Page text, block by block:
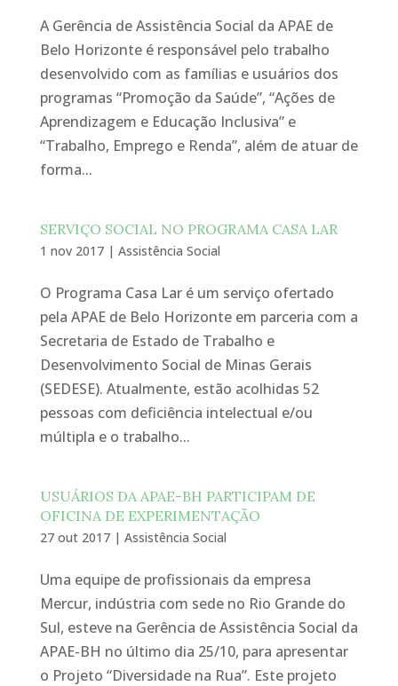
A Gerência de Assistência Social da APAE de
Belo Horizonte é responsável pelo trabalho
desenvolvido com as famílias e usuários dos
programas “Promoção da Saúde”, “Ações de
Aprendizagem e Educação Inclusiva” e
“Trabalho, Emprego e Renda”, além de atuar de
forma...
SERVIÇO SOCIAL NO PROGRAMA CASA LAR
1 nov 2017| Assistência Social
O Programa Casa Lar é um serviço ofertado
pela APAE de Belo Horizonte em parceria com a
Secretaria de Estado de Trabalho e
Desenvolvimento Social de Minas Gerais
(SEDESE). Atualmente, estão acolhidas 52
pessoas com deficiência intelectual e/ou
múltipla e o trabalho...
USUÁRIOS DA APAE-BH PARTICIPAM DE
OFICINA DE EXPERIMENTAÇÃO
27 out 2017| Assistência Social
Uma equipe de profissionais da empresa
Mercur, indústria com sede no Rio Grande do
Sul, esteve na Gerência de Assistência Social da
APAE-BH no último dia 25/10, para apresentar
o Projeto “Diversidade na Rua”. Este projeto